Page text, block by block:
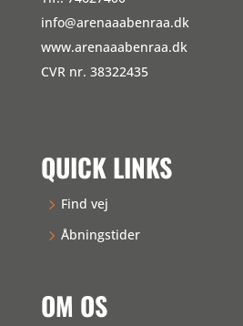
info@arenaaabenraa.dk
www.arenaaabenraa.dk
CVR nr. 38322435
QUICK LINKS
Find vej
Åbningstider
OM OS